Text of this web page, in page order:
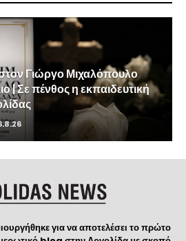
στον Γιώργο Μιχαλόπουλο
| Σε πένθος η εκπαιδευτική
για να αποτελέσει το πρώτο